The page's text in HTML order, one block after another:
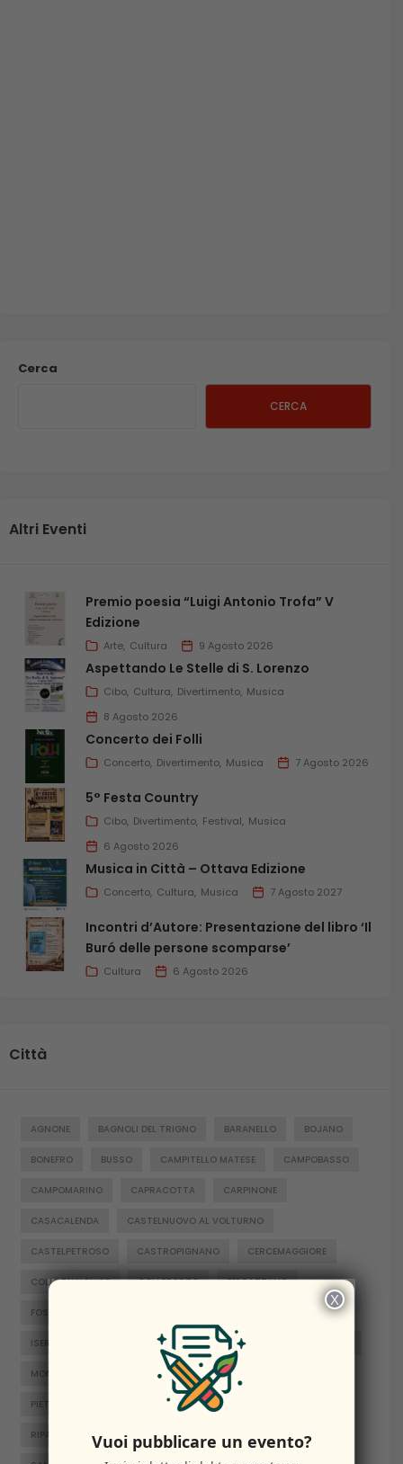
Cerca
CERCA
Altri Eventi
Premio poesia “Luigi Antonio Trofa” V
Edizione
Arte Cultura 9 Agosto 2026
Aspettando Le Stelle di S. Lorenzo
Cibo Cultura Divertimento Musica
8 Agosto 2026
Concerto dei Folli
Concerto Divertimento Musica 7 Agosto 2026
5° Festa Country
Cibo Divertimento Festival Musica
6 Agosto 2026
Musica in Città – Ottava Edizione
Concerto Cultura Musica 7 Agosto 2027
Incontri d’Autore: Presentazione del libro ‘Il
Buró delle persone scomparse’
Cultura 6 Agosto 2026
Città
AGNONE BAGNOLI DEL TRIGNO BARANELLO BOJANO
BONEFRO BUSSO CAMPITELLO MATESE CAMPOBASSO
CAMPOMARINO CAPRACOTTA CARPINONE
CASACALENDA CASTELNUOVO AL VOLTURNO
CASTELPETROSO CASTROPIGNANO CERCEMAGGIORE
COLLE D'ANCHISE COLLETORTO FERRAZZANO
FOSSALTO GUARDIAREGIA
ISERNIA LARINO MACCHIAGODENA
MONTENERO DI BISACCIA ORATINO
PIETRABBONDANTE PIETRACATELLA
RIPALIMOSANI ROCCAMANDOLFI
×
Vuoi pubblicare un evento?
X